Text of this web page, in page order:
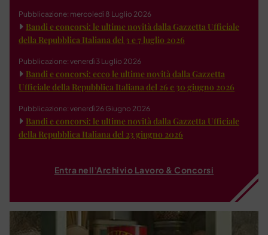
Pubblicazione: mercoledì 8 Luglio 2026
Bandi e concorsi: le ultime novità dalla Gazzetta Ufficiale
della Repubblica Italiana del 3 e 7 luglio 2026
Pubblicazione: venerdì 3 Luglio 2026
Bandi e concorsi: ecco le ultime novità dalla Gazzetta
Ufficiale della Repubblica Italiana del 26 e 30 giugno 2026
Pubblicazione: venerdì 26 Giugno 2026
Bandi e concorsi: le ultime novità dalla Gazzetta Ufficiale
della Repubblica Italiana del 23 giugno 2026
Entra nell'Archivio Lavoro & Concorsi